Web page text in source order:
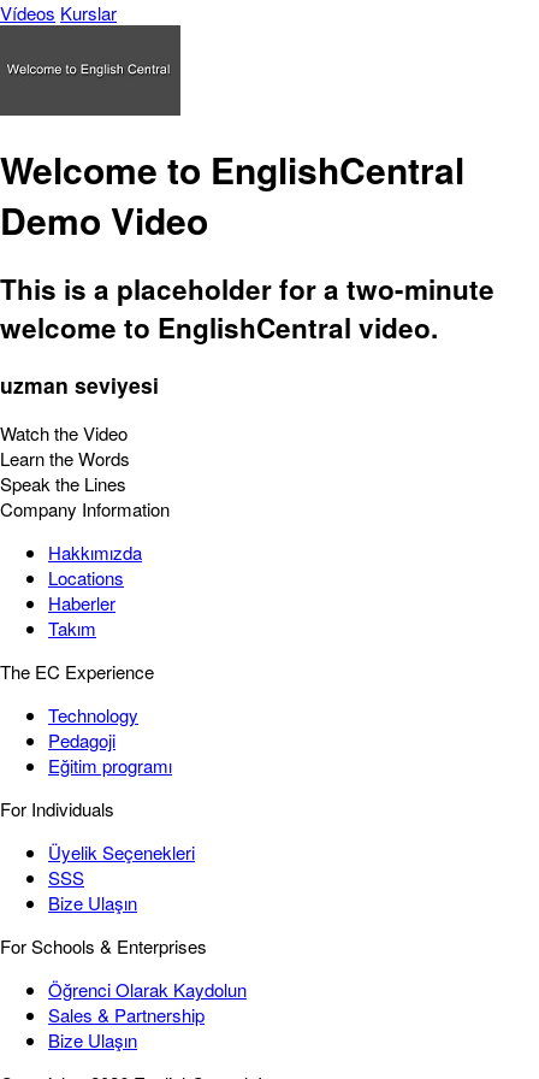
Vídeos Kurslar
Welcome to EnglishCentral
Demo Video
This is a placeholder for a two-minute
welcome to EnglishCentral video.
uzman seviyesi
Watch the Video
Learn the Words
Speak the Lines
Company Information
Hakkımızda
Locations
Haberler
Takım
The EC Experience
Technology
Pedagoji
Eğitim programı
For Individuals
Üyelik Seçenekleri
SSS
Bize Ulaşın
For Schools & Enterprises
Öğrenci Olarak Kaydolun
Sales & Partnership
Bize Ulaşın